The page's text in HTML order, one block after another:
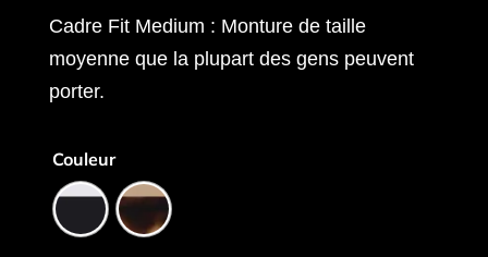
Cadre Fit Medium : Monture de taille
moyenne que la plupart des gens peuvent
porter.
Couleur